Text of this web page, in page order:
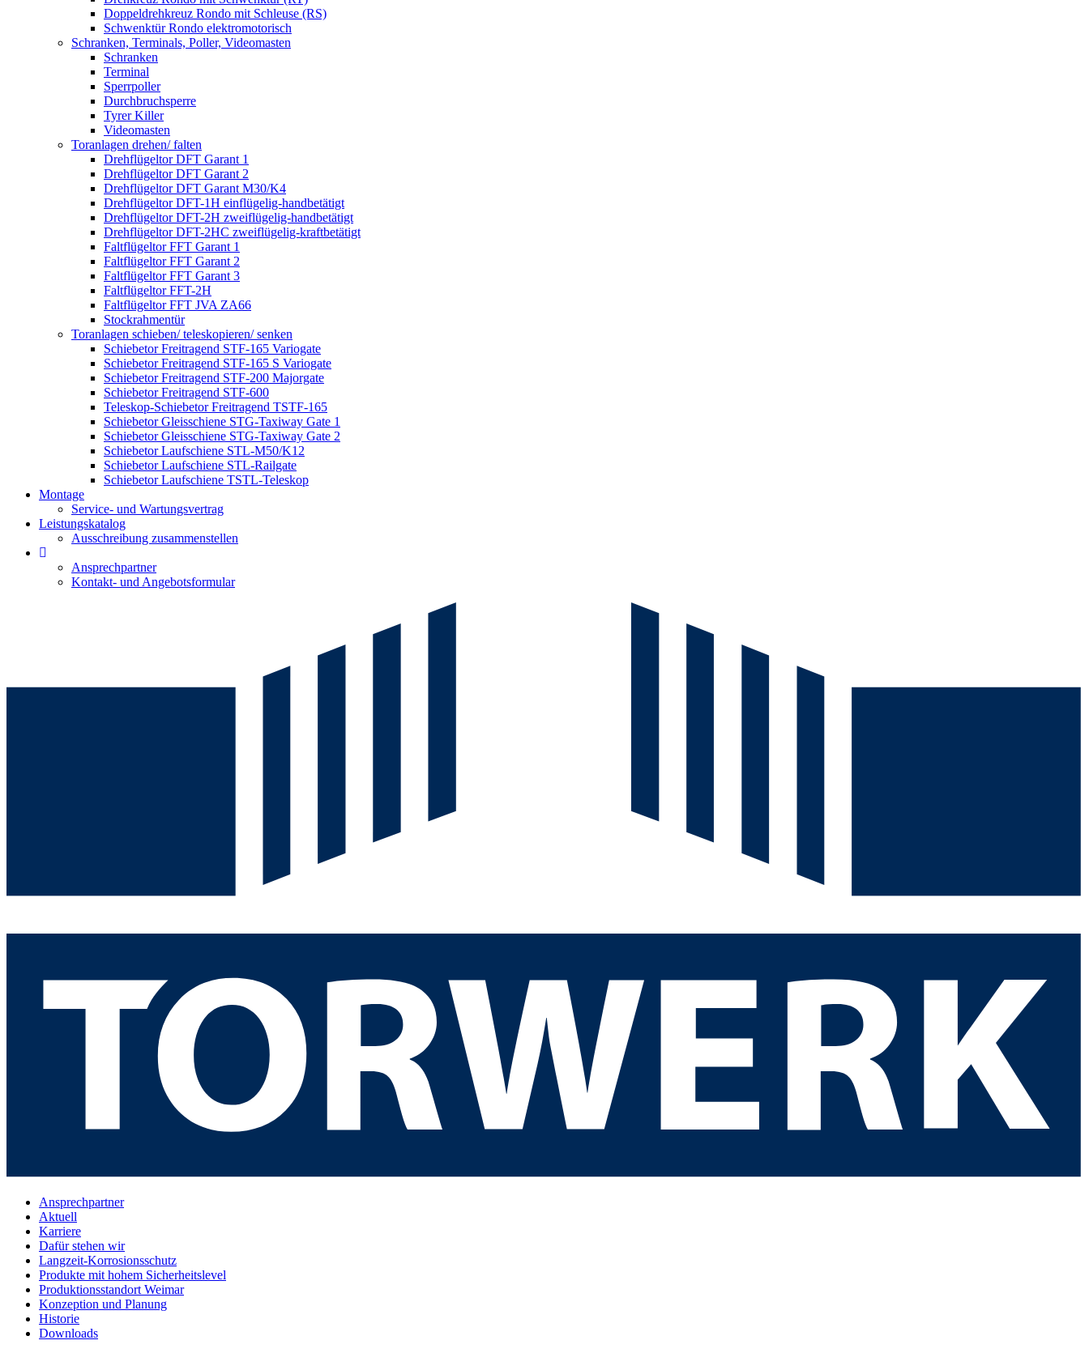
Doppeldrehkreuz Rondo mit Schleuse (RS)
Schwenktür Rondo elektromotorisch
Schranken, Terminals, Poller, Videomasten
Schranken
Terminal
Sperrpoller
Durchbruchsperre
Tyrer Killer
Videomasten
Toranlagen drehen/ falten
Drehflügeltor DFT Garant 1
Drehflügeltor DFT Garant 2
Drehflügeltor DFT Garant M30/K4
Drehflügeltor DFT-1H einflügelig-handbetätigt
Drehflügeltor DFT-2H zweiflügelig-handbetätigt
Drehflügeltor DFT-2HC zweiflügelig-kraftbetätigt
Faltflügeltor FFT Garant 1
Faltflügeltor FFT Garant 2
Faltflügeltor FFT Garant 3
Faltflügeltor FFT-2H
Faltflügeltor FFT JVA ZA66
Stockrahmentür
Toranlagen schieben/ teleskopieren/ senken
Schiebetor Freitragend STF-165 Variogate
Schiebetor Freitragend STF-165 S Variogate
Schiebetor Freitragend STF-200 Majorgate
Schiebetor Freitragend STF-600
Teleskop-Schiebetor Freitragend TSTF-165
Schiebetor Gleisschiene STG-Taxiway Gate 1
Schiebetor Gleisschiene STG-Taxiway Gate 2
Schiebetor Laufschiene STL-M50/K12
Schiebetor Laufschiene STL-Railgate
Schiebetor Laufschiene TSTL-Teleskop
Montage
Service- und Wartungsvertrag
Leistungskatalog
Ausschreibung zusammenstellen
Ansprechpartner
Kontakt- und Angebotsformular
Ansprechpartner
Aktuell
Karriere
Dafür stehen wir
Langzeit-Korrosionsschutz
Produkte mit hohem Sicherheitslevel
Produktionsstandort Weimar
Konzeption und Planung
Historie
Downloads